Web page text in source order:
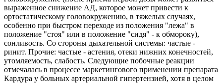
выраженное снижение АД, которое может привести к
ортостатическому головокружению, в тяжелых случаях,
особенно при быстром переходе из положения "лежа" в
положение "стоя" или в положение "сидя" - к обмороку),
сонливость. Со стороны дыхательной системы: частые -
ринит. Прочие: частые - астения, отеки нижних конечностей,
утомляемость, слабость. Следующие побочные реакции
отмечалась в процессе маркетингового применении препарата
Кардура у больных артериальной гипертензией, хотя в целом